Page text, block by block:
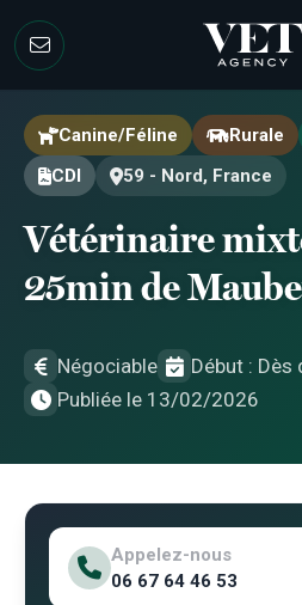
Canine/Féline Rurale
CDI
59 - Nord, France
Vétérinaire
25min de
Négociable
Début : Dès
Publiée le 13/02/2026
Appelez-nous
06 67 64 46 53